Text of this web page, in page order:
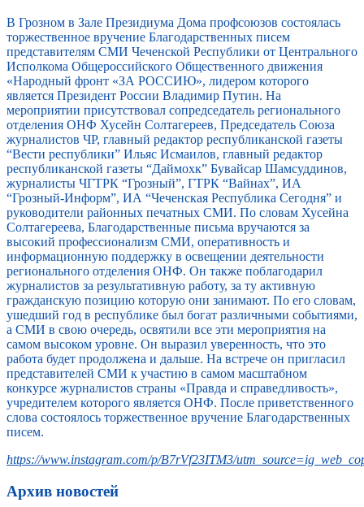
В Грозном в Зале Президиума Дома профсоюзов состоялась
торжественное вручение Благодарственных писем
представителям СМИ Чеченской Республики от Центрального
Исполкома Общероссийского Общественного движения
«Народный фронт «ЗА РОССИЮ», лидером которого
является Президент России Владимир Путин. На
мероприятии присутствовал сопредседатель регионального
отделения ОНФ Хусейн Солтагереев, Председатель Союза
журналистов ЧР, главный редактор республиканской газеты
“Вести республики” Ильяс Исмаилов, главный редактор
республиканской газеты “Даймохк” Бувайсар Шамсуддинов,
журналисты ЧГТРК “Грозный”, ГТРК “Вайнах”, ИА
“Грозный-Информ”, ИА “Чеченская Республика Сегодня” и
руководители районных печатных СМИ. По словам Хусейна
Солтагереева, Благодарственные письма вручаются за
высокий профессионализм СМИ, оперативность и
информационную поддержку в освещении деятельности
регионального отделения ОНФ. Он также поблагодарил
журналистов за результативную работу, за ту активную
гражданскую позицию которую они занимают. По его словам,
ушедший год в республике был богат различными событиями,
а СМИ в свою очередь, освятили все эти мероприятия на
самом высоком уровне. Он выразил уверенность, что это
работа будет продолжена и дальше. На встрече он пригласил
представителей СМИ к участию в самом масштабном
конкурсе журналистов страны «Правда и справедливость»,
учредителем которого является ОНФ. После приветственного
слова состоялось торжественное вручение Благодарственных
писем.
https://www.instagram.com/p/B7rVf23ITM3/
Архив новостей